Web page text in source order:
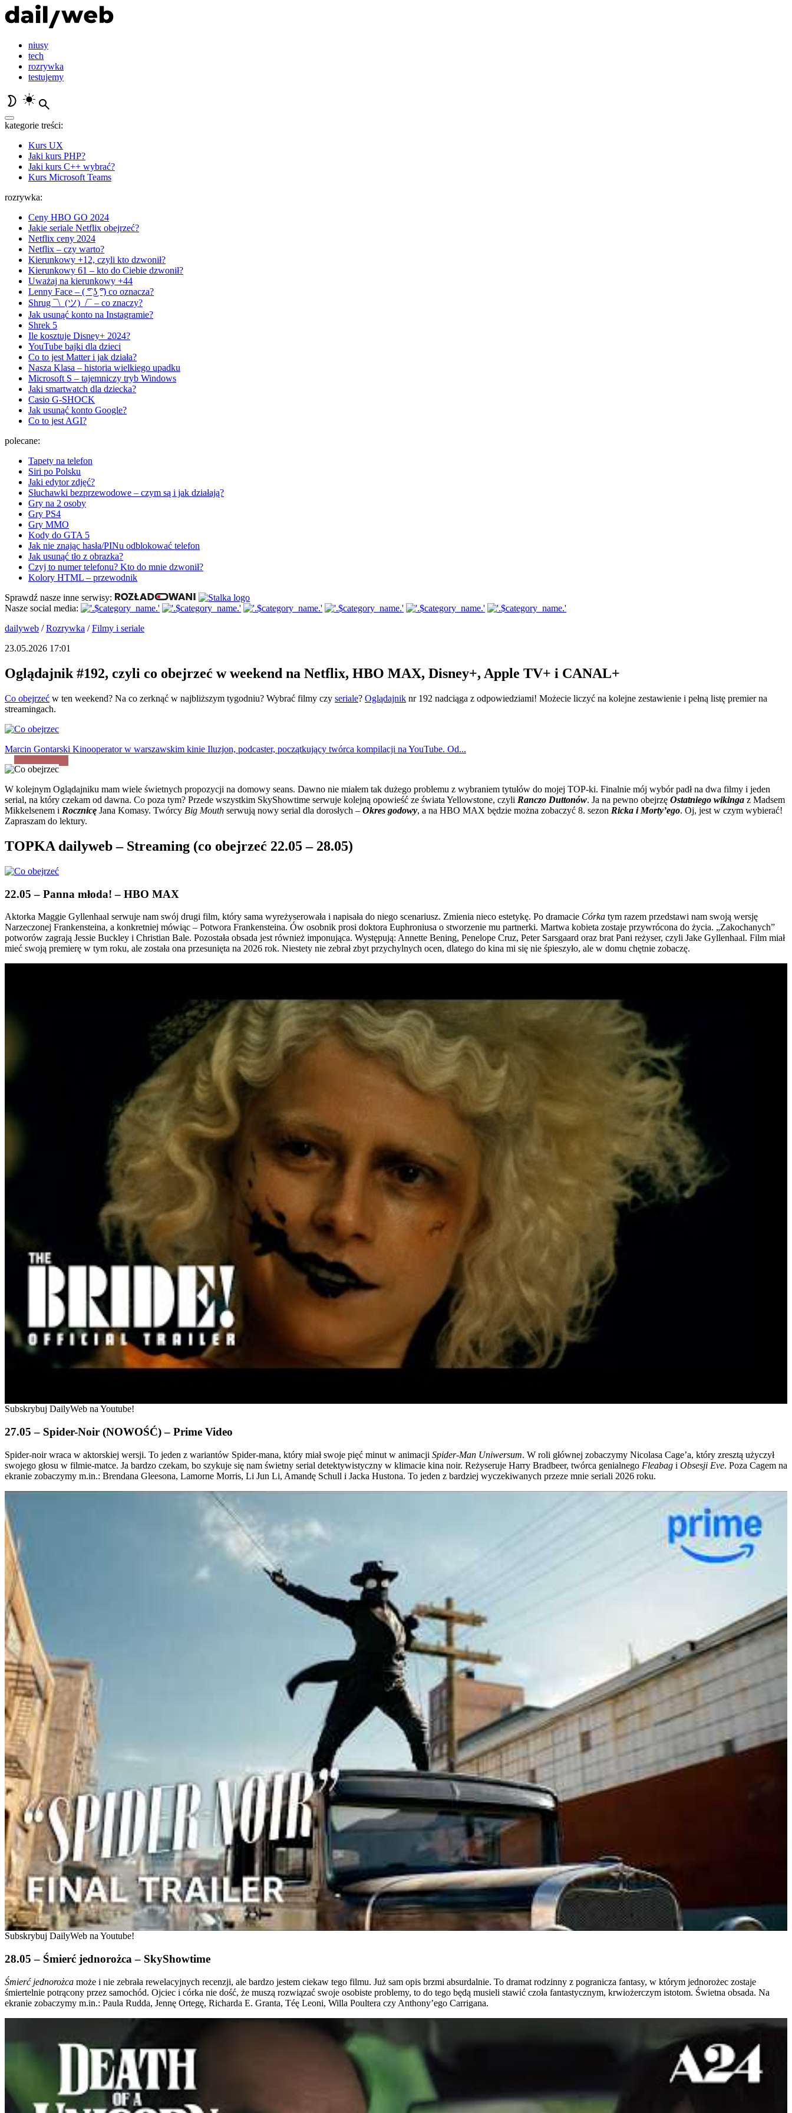
niusy
tech
rozrywka
testujemy
kategorie treści:
Kurs UX
Jaki kurs PHP?
Jaki kurs C++ wybrać?
Kurs Microsoft Teams
rozrywka:
Ceny HBO GO 2024
Jakie seriale Netflix obejrzeć?
Netflix ceny 2024
Netflix – czy warto?
Kierunkowy +12, czyli kto dzwonił?
Kierunkowy 61 – kto do Ciebie dzwonił?
Uważaj na kierunkowy +44
Lenny Face – ( ͡° ͜ʖ ͡°) co oznacza?
Shrug ¯\_(ツ)_/¯ – co znaczy?
Jak usunąć konto na Instagramie?
Shrek 5
Ile kosztuje Disney+ 2024?
YouTube bajki dla dzieci
Co to jest Matter i jak działa?
Nasza Klasa – historia wielkiego upadku
Microsoft S – tajemniczy tryb Windows
Jaki smartwatch dla dziecka?
Casio G-SHOCK
Jak usunąć konto Google?
Co to jest AGI?
polecane:
Tapety na telefon
Siri po Polsku
Jaki edytor zdjęć?
Słuchawki bezprzewodowe – czym są i jak działają?
Gry na 2 osoby
Gry PS4
Gry MMO
Kody do GTA 5
Jak nie znając hasła/PINu odblokować telefon
Jak usunąć tło z obrazka?
Czyj to numer telefonu? Kto do mnie dzwonił?
Kolory HTML – przewodnik
Sprawdź nasze inne serwisy:
Nasze social media:
dailyweb /Rozrywka /Filmy i seriale
23.05.2026 17:01
Oglądajnik #192, czyli co obejrzeć w weekend na Netflix, HBO MAX, Disney+, Apple TV+ i CANAL+
Co obejrzeć w ten weekend? Na co zerknąć w najbliższym tygodniu? Wybrać filmy czy seriale? Oglądajnik nr 192 nadciąga z odpowiedziami! Możecie liczyć na kolejne zestawienie i pełną listę premier na
streamingach.
Marcin Gontarski Kinooperator w warszawskim kinie Iluzjon, podcaster, początkujący twórca kompilacji na YouTube. Od...
W kolejnym Oglądajniku mam wiele świetnych propozycji na domowy seans. Dawno nie miałem tak dużego problemu z wybraniem tytułów do mojej TOP-ki. Finalnie mój wybór padł na dwa filmy i jeden
serial, na który czekam od dawna. Co poza tym? Przede wszystkim SkyShowtime serwuje kolejną opowieść ze świata Yellowstone, czyli Ranczo Duttonów. Ja na pewno obejrzę Ostatniego wikinga z Madsem
Mikkelsenem i Rocznicę Jana Komasy. Twórcy Big Mouth serwują nowy serial dla dorosłych – Okres godowy, a na HBO MAX będzie można zobaczyć 8. sezon Ricka i Morty’ego. Oj, jest w czym wybierać!
Zapraszam do lektury.
TOPKA dailyweb – Streaming (co obejrzeć 22.05 – 28.05)
22.05 – Panna młoda! – HBO MAX
Aktorka Maggie Gyllenhaal serwuje nam swój drugi film, który sama wyreżyserowała i napisała do niego scenariusz. Zmienia nieco estetykę. Po dramacie Córka tym razem przedstawi nam swoją wersję
Narzeczonej Frankensteina, a konkretniej mówiąc – Potwora Frankensteina. Ów osobnik prosi doktora Euphroniusa o stworzenie mu partnerki. Martwa kobieta zostaje przywrócona do życia. „Zakochanych”
potworów zagrają Jessie Buckley i Christian Bale. Pozostała obsada jest również imponująca. Występują: Annette Bening, Penelope Cruz, Peter Sarsgaard oraz brat Pani reżyser, czyli Jake Gyllenhaal. Film miał
mieć swoją premierę w tym roku, ale została ona przesunięta na 2026 rok. Niestety nie zebrał zbyt przychylnych ocen, dlatego do kina mi się nie śpieszyło, ale w domu chętnie zobaczę.
Subskrybuj DailyWeb na Youtube!
27.05 – Spider-Noir (NOWOŚĆ) – Prime Video
Spider-noir wraca w aktorskiej wersji. To jeden z wariantów Spider-mana, który miał swoje pięć minut w animacji Spider-Man Uniwersum. W roli głównej zobaczymy Nicolasa Cage’a, który zresztą użyczył
swojego głosu w filmie-matce. Ja bardzo czekam, bo szykuje się nam świetny serial detektywistyczny w klimacie kina noir. Reżyseruje Harry Bradbeer, twórca genialnego Fleabag i Obsesji Eve. Poza Cagem na
ekranie zobaczymy m.in.: Brendana Gleesona, Lamorne Morris, Li Jun Li, Amandę Schull i Jacka Hustona. To jeden z bardziej wyczekiwanych przeze mnie seriali 2026 roku.
Subskrybuj DailyWeb na Youtube!
28.05 – Śmierć jednorożca – SkyShowtime
Śmierć jednorożca może i nie zebrała rewelacyjnych recenzji, ale bardzo jestem ciekaw tego filmu. Już sam opis brzmi absurdalnie. To dramat rodzinny z pogranicza fantasy, w którym jednorożec zostaje
śmiertelnie potrącony przez samochód. Ojciec i córka nie dość, że muszą rozwiązać swoje osobiste problemy, to do tego będą musieli stawić czoła fantastycznym, krwiożerczym istotom. Świetna obsada. Na
ekranie zobaczymy m.in.: Paula Rudda, Jennę Ortegę, Richarda E. Granta, Téę Leoni, Willa Poultera czy Anthony’ego Carrigana.